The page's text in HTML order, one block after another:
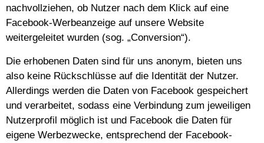
nachvollziehen, ob Nutzer nach dem Klick auf eine
Facebook-Werbeanzeige auf unsere Website
weitergeleitet wurden (sog. „Conversion“).
Die erhobenen Daten sind für uns anonym, bieten uns
also keine Rückschlüsse auf die Identität der Nutzer.
Allerdings werden die Daten von Facebook gespeichert
und verarbeitet, sodass eine Verbindung zum jeweiligen
Nutzerprofil möglich ist und Facebook die Daten für
eigene Werbezwecke, entsprechend der Facebook-